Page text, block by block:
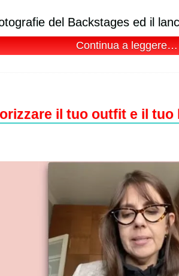
del Backstages ed il
Continua a leggere…
il tuo outfit e il tuo